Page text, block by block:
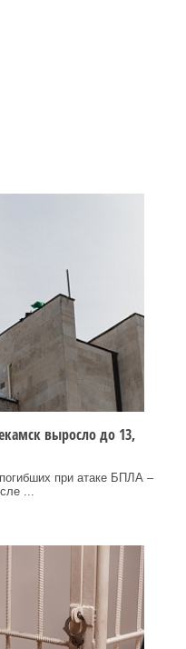
выросло до 13,
при атаке БПЛА –
...